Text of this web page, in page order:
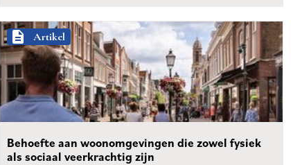
description Artikel
Behoefte aan woonomgevingen die zowel fysiek
als sociaal veerkrachtig zijn